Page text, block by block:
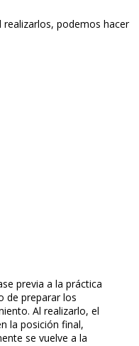
podemos hacer
previa a la práctica
de preparar los
Al realizarlo, el
la posición final,
se vuelve a la